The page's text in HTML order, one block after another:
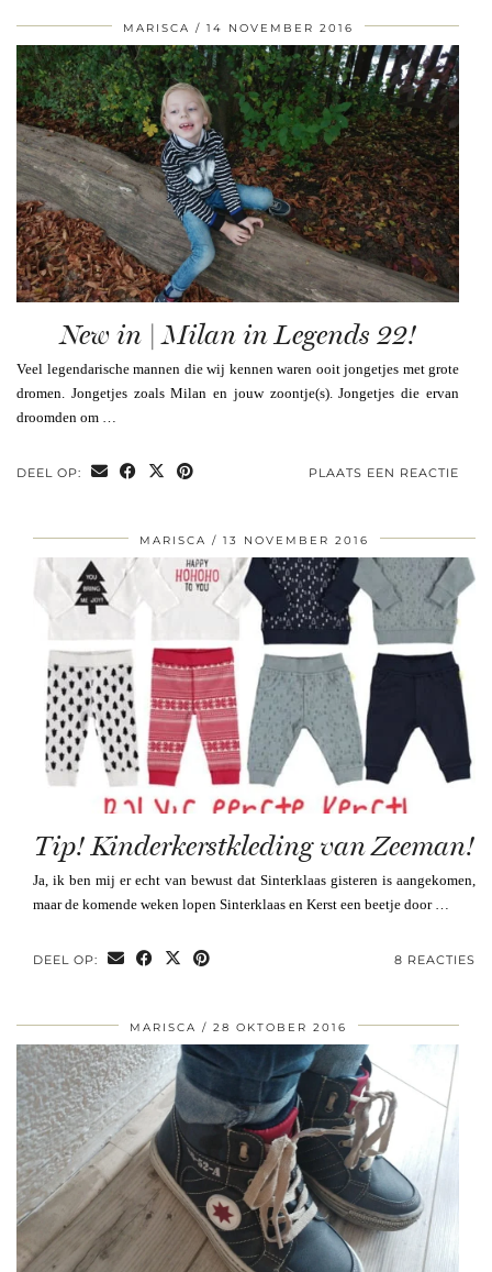
MARISCA 14 NOVEMBER 2016
New in | Milan in Legends 22!
Veel legendarische mannen die wij kennen waren ooit jongetjes met grote
dromen. Jongetjes zoals Milan en jouw zoontje(s). Jongetjes die ervan
droomden om …
DEEL OP: PLAATS EEN REACTIE
MARISCA 13 NOVEMBER 2016
Tip! Kinderkerstkleding van Zeeman!
Ja, ik ben mij er echt van bewust dat Sinterklaas gisteren is aangekomen,
maar de komende weken lopen Sinterklaas en Kerst een beetje door …
DEEL OP: 8 REACTIES
MARISCA 28 OKTOBER 2016